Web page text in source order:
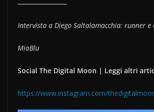
Intervista a Diego Saltalamacchia: runner e
MiaBlu
Social The Digital Moon | Leggi altri
https://www.instagram.com/